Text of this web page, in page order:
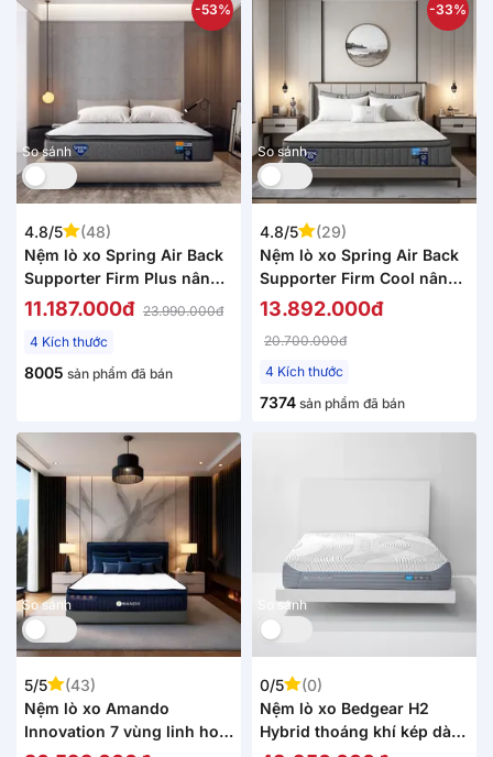
So sánh
-53%
4.8/5
(48)
Nệm lò xo Spring Air Back
Supporter Firm Plus nâng
đỡ làm mát dày 26cm
11.187.000đ 23.990.000đ
4 Kích thước
8005 sản phẩm đã bán
So sánh
-33%
4.8/5
(29)
Nệm lò xo Spring Air Back
Supporter Firm Cool nâng
đỡ làm mát dày 26cm
13.892.000đ
20.700.000đ
4 Kích thước
7374 sản phẩm đã bán
So sánh
5/5
(43)
Nệm lò xo Amando
Innovation 7 vùng linh hoạt
So sánh
0/5
(0)
Nệm lò xo Bedgear H2
Hybrid thoáng khí kép dày